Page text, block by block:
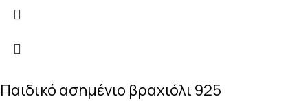
Παιδικό ασημένιο βραχιόλι 925